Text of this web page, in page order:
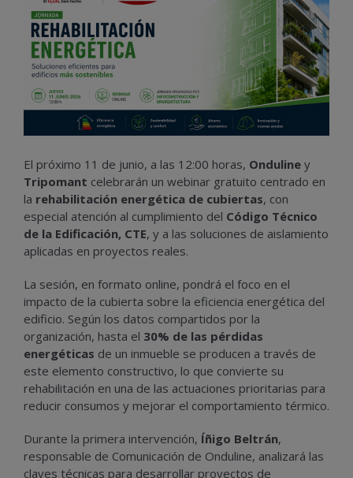
El próximo 11 de junio, a las 12:00 horas, Onduline y
Tripomant celebrarán un webinar gratuito centrado en
la rehabilitación energética de cubiertas, con
especial atención al cumplimiento del Código Técnico
de la Edificación, CTE, y a las soluciones de aislamiento
aplicadas en proyectos reales.
La sesión, en formato online, pondrá el foco en el
impacto de la cubierta sobre la eficiencia energética del
edificio. Según los datos compartidos por la
organización, hasta el 30% de las pérdidas
energéticas de un inmueble se producen a través de
este elemento constructivo, lo que convierte su
rehabilitación en una de las actuaciones prioritarias para
reducir consumos y mejorar el comportamiento térmico.
Durante la primera intervención, Íñigo Beltrán,
responsable de Comunicación de Onduline, analizará las
claves técnicas para desarrollar proyectos de